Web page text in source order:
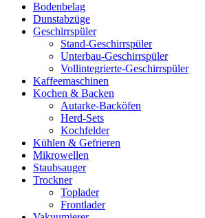
Bodenbelag
Dunstabzüge
Geschirrspüler
Stand-Geschirrspüler
Unterbau-Geschirrspüler
Vollintegrierte-Geschirrspüler
Kaffeemaschinen
Kochen & Backen
Autarke-Backöfen
Herd-Sets
Kochfelder
Kühlen & Gefrieren
Mikrowellen
Staubsauger
Trockner
Toplader
Frontlader